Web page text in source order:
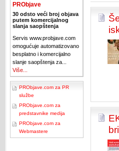
PRObjave
30 odsto veći broj objava
putem komercijalnog
slanja saopštenja
Servis www.probjave.com
omogućuje automatizovano
besplatno i komercijalno
slanje saopštenja za...
Više...
PRObjave.com za PR
službe
PRObjave.com za
predstavnike medija
PRObjave.com za
Webmastere